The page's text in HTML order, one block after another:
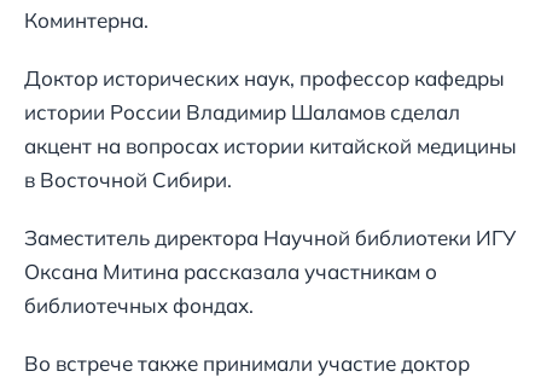
Коминтерна.
Доктор исторических наук, профессор кафедры
истории России Владимир Шаламов сделал
акцент на вопросах истории китайской медицины
в Восточной Сибири.
Заместитель директора Научной библиотеки ИГУ
Оксана Митина рассказала участникам о
библиотечных фондах.
Во встрече также принимали участие доктор